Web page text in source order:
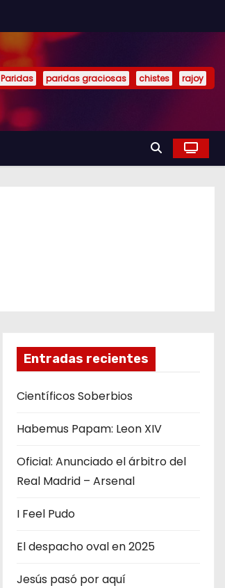
Paridas paridas graciosas chistes rajoy
Entradas recientes
Científicos Soberbios
Habemus Papam: Leon XIV
Oficial: Anunciado el árbitro del
Real Madrid – Arsenal
I Feel Pudo
El despacho oval en 2025
Jesús pasó por aquí